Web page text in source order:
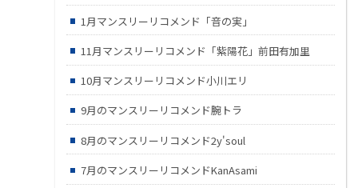
1月マンスリーリコメンド「音の実」
11月マンスリーリコメンド「紫陽花」前田有加里
10月マンスリーリコメンド小川エリ
9月のマンスリーリコメンド腕トラ
8月のマンスリーリコメンド2y'soul
7月のマンスリーリコメンドKanAsami